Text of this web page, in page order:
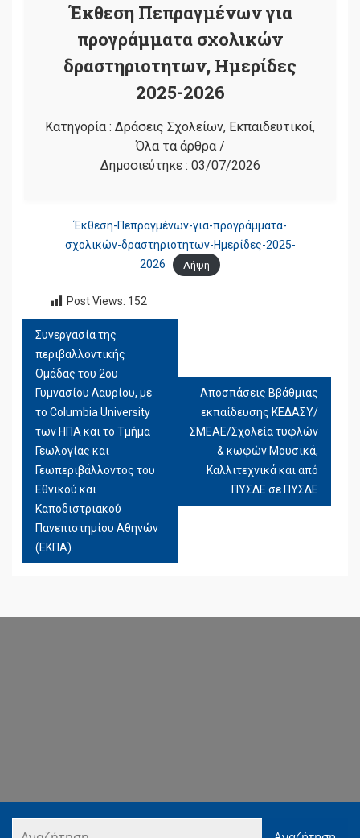
Έκθεση Πεπραγμένων για
προγράμματα σχολικών
δραστηριοτητων, Ημερίδες
2025-2026
Κατηγορία : Δράσεις Σχολείων, Εκπαιδευτικοί,
Όλα τα άρθρα/
Δημοσιεύτηκε : 03/07/2026
Έκθεση-Πεπραγμένων-για-προγράμματα-
σχολικών-δραστηριοτητων-Ημερίδες-2025-
2026
Λήψη
Post Views: 152
ΠΛΟΉΓΗΣΗ
ΆΡΘΡΩΝ
Συνεργασία της
περιβαλλοντικής
Ομάδας του 2ου
Γυμνασίου Λαυρίου, με
το Columbia University
των ΗΠΑ και το Τμήμα
Γεωλογίας και
Γεωπεριβάλλοντος του
Εθνικού και
Καποδιστριακού
Πανεπιστημίου Αθηνών
(ΕΚΠΑ).
Αποσπάσεις Ββάθμιας
εκπαίδευσης ΚΕΔΑΣΥ/
ΣΜΕΑΕ/Σχολεία τυφλών
& κωφών Μουσικά,
Καλλιτεχνικά και από
ΠΥΣΔΕ σε ΠΥΣΔΕ